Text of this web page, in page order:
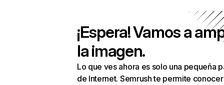
¡Espera! Vamos a
la imagen.
Lo que ves ahora es solo una pequeña
de Internet. Semrush te permite